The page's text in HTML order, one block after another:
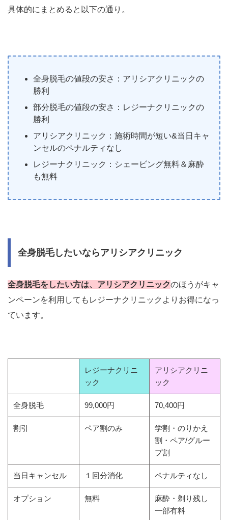
具体的にまとめると以下の通り。
全身脱毛の値段の安さ：アリシアクリニックの
勝利
部分脱毛の値段の安さ：レジーナクリニックの
勝利
アリシアクリニック：施術時間が短い&当日キャ
ンセルのペナルティなし
レジーナクリニック：シェービング無料＆麻酔
も無料
全身脱毛したいならアリシアクリニック
全身脱毛をしたい方は、アリシアクリニックのほうがキャ
ンペーンを利用してもレジーナクリニックよりお得になっ
ています。
レジーナクリニ
ック
アリシアクリニ
ック
全身脱毛 99,000円 70,400円
割引 ペア割のみ
学割・のりかえ
割・ペア/グルー
プ割
当日キャンセル １回分消化 ペナルティなし
オプション 無料
麻酔・剃り残し
一部有料